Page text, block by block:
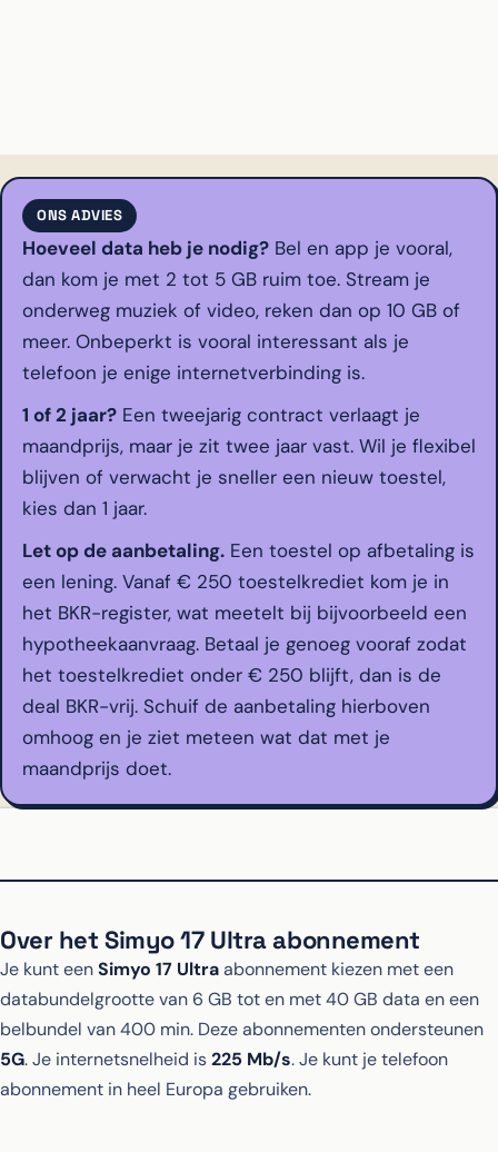
ONS ADVIES
Hoeveel data heb je nodig? Bel en app je vooral,
dan kom je met 2 tot 5 GB ruim toe. Stream je
onderweg muziek of video, reken dan op 10 GB of
meer. Onbeperkt is vooral interessant als je
telefoon je enige internetverbinding is.
1 of 2 jaar? Een tweejarig contract verlaagt je
maandprijs, maar je zit twee jaar vast. Wil je flexibel
blijven of verwacht je sneller een nieuw toestel,
kies dan 1 jaar.
Let op de aanbetaling. Een toestel op afbetaling is
een lening. Vanaf € 250 toestelkrediet kom je in
het BKR-register, wat meetelt bij bijvoorbeeld een
hypotheekaanvraag. Betaal je genoeg vooraf zodat
het toestelkrediet onder € 250 blijft, dan is de
deal BKR-vrij. Schuif de aanbetaling hierboven
omhoog en je ziet meteen wat dat met je
maandprijs doet.
Over het Simyo 17 Ultra abonnement
Je kunt eenSimyo 17 Ultraabonnement kiezen met een
databundelgrootte van 6 GB tot en met 40 GB data en een
belbundel van 400 min. Deze abonnementen ondersteunen
5G. Je internetsnelheid is225 Mb/s. Je kunt je telefoon
abonnement in heel Europa gebruiken.